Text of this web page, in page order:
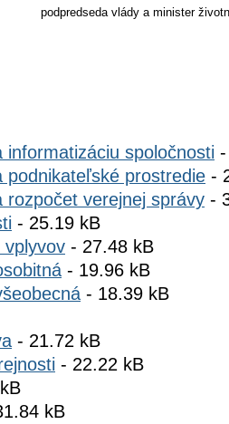
podpredseda vlády a minister
informatizáciu spoločnosti
podnikateľské prostredie -
rozpočet verejnej správy -
- 25.19 kB
vplyvov - 27.48 kB
- 19.96 kB
- 18.39 kB
- 21.72 kB
- 22.22 kB
kB